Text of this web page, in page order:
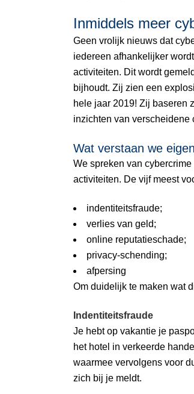
Inmiddels meer
Geen vrolijk nieuws dat
iedereen afhankelijker
activiteiten. Dit wordt
bijhoudt. Zij zien een
hele jaar 2019! Zij baseren
inzichten van verscheidene
Wat verstaan we
We spreken van
activiteiten. De vijf meest
indentiteitsfraude;
verlies van geld;
online reputatieschade;
privacy-schending;
afpersing
Om duidelijk te maken wat
Indentiteitsfraude
Je hebt op vakantie je
het hotel in verkeerde
waarmee vervolgens voor
zich bij je meldt.